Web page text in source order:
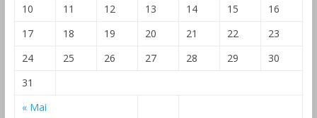
« Mai
10
11 12 13 14 15
16
17
18 19 20 21 22
23
24
25 26 27 28 29
30
31